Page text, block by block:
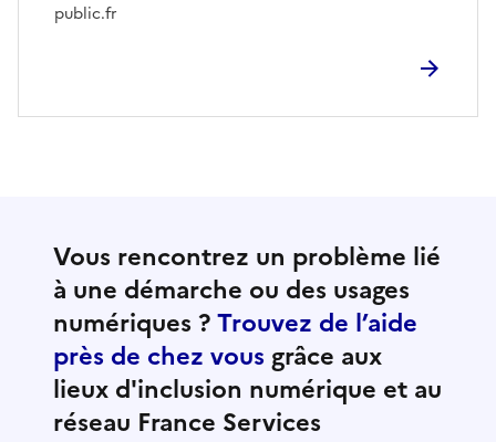
public.fr
Vous rencontrez un problème lié
à une démarche ou des usages
numériques ?Trouvez de l’aide
près de chez vous grâce aux
lieux d'inclusion numérique et au
réseau France Services